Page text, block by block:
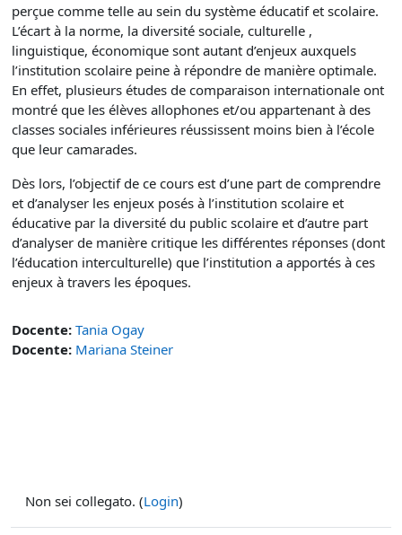
perçue comme telle au sein du système éducatif et scolaire.
L’écart à la norme, la diversité sociale, culturelle ,
linguistique, économique sont autant d’enjeux auxquels
l’institution scolaire peine à répondre de manière optimale.
En effet, plusieurs études de comparaison internationale ont
montré que les élèves allophones et/ou appartenant à des
classes sociales inférieures réussissent moins bien à l’école
que leur camarades.
Dès lors, l’objectif de ce cours est d’une part de comprendre
et d’analyser les enjeux posés à l’institution scolaire et
éducative par la diversité du public scolaire et d’autre part
d’analyser de manière critique les différentes réponses (dont
l’éducation interculturelle) que l’institution a apportés à ces
enjeux à travers les époques.
Docente: Tania Ogay
Docente: Mariana Steiner
Non sei collegato. (Login)